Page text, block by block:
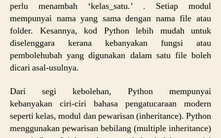
perlu menambah ‘kelas_satu.’ . Setiap modul
mempunyai nama yang sama dengan nama file atau
folder. Kesannya, kod Python lebih mudah untuk
diselenggara kerana kebanyakan fungsi atau
pembolehubah yang digunakan dalam satu file boleh
dicari asal-usulnya.
Dari segi kebolehan, Python mempunyai
kebanyakan ciri-ciri bahasa pengatucaraan modern
seperti kelas, modul dan pewarisan (inheritance). Python
menggunakan pewarisan bebilang (multiple inheritance)